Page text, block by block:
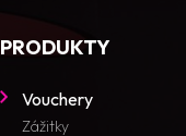
PRODUKTY
Vouchery
Zážitky